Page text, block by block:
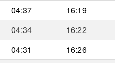
04:37
16:19
04:34
16:22
04:31
16:26